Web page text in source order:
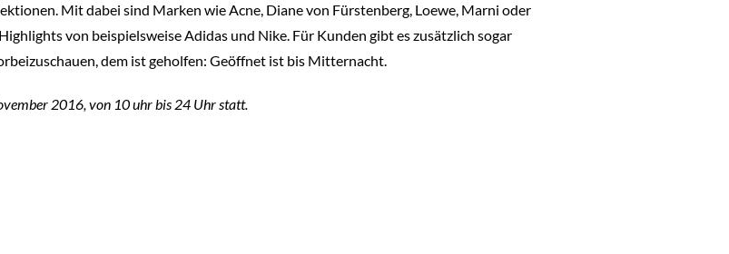
Mit dabei sind Marken wie Acne, Diane von Fürstenberg, Loewe, Marni oder
von beispielsweise Adidas und Nike. Für Kunden gibt es zusätzlich sogar
dem ist geholfen: Geöffnet ist bis Mitternacht.
2016, von 10 uhr bis 24 Uhr statt.